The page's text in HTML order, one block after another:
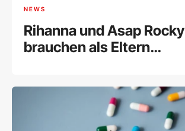
NEWS
Rihanna und Asap Rocky
brauchen als Eltern